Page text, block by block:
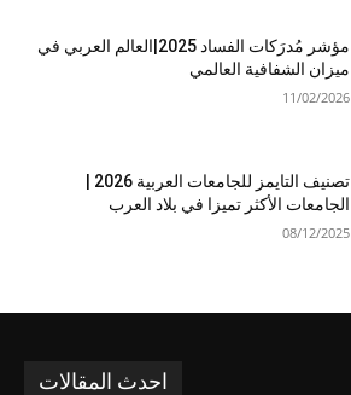
مؤشر مُدرَكات الفساد 2025|العالم العربي في
ميزان الشفافية العالمي
11/02/2026
الجامعات الأكثر تميزا في بلاد العرب
08/12/2025
احدث المقالات